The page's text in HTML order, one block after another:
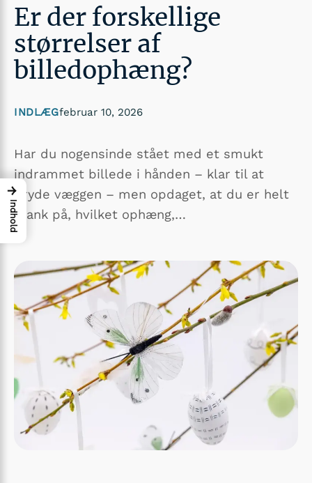
Er der forskellige
størrelser af
billedophæng?
INDLÆGfebruar 10, 2026
Har du nogensinde stået med et smukt
indrammet billede i hånden – klar til at
pryde væggen – men opdaget, at du er helt
blank på, hvilket ophæng,…
→
Indhold